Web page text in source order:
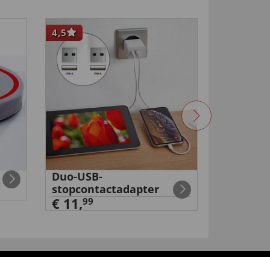
4,5
Duo-USB-
stopcontactadapter
€ 11,99